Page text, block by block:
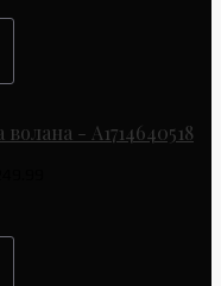
- A1714640518